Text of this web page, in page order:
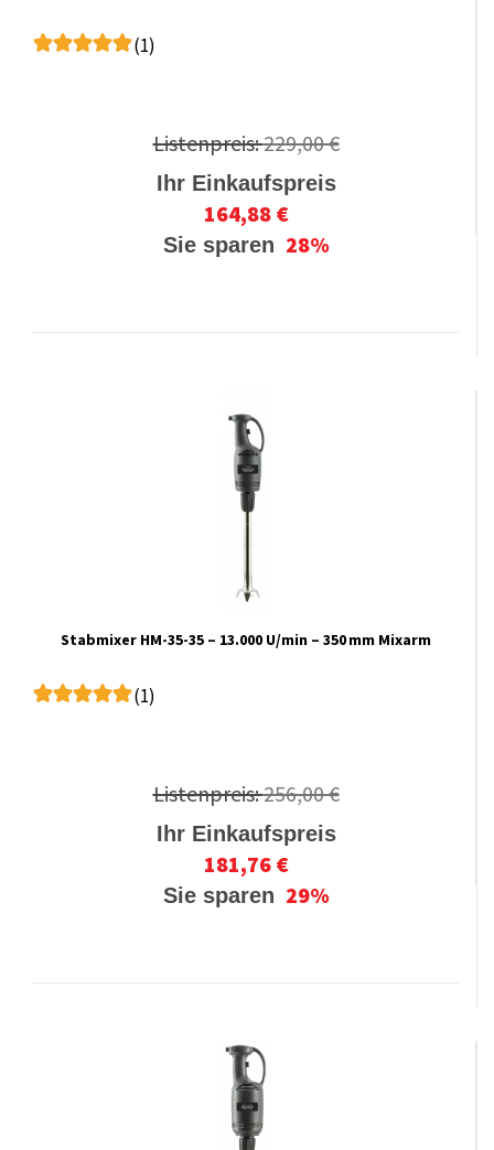
(1)
Listenpreis:229,00 €
Ihr Einkaufspreis
164,88 €
Sie sparen 28%
Stabmixer HM-35-35 – 13.000 U/min – 350 mm Mixarm
(1)
Listenpreis:256,00 €
Ihr Einkaufspreis
181,76 €
Sie sparen 29%